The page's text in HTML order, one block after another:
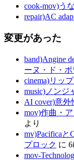
cook-mov)う
repair)AC
変更があった
band)Angine
ーヌ・ド・
cinema)リッ
music)ノンジ
AI cover)意外
mov)作曲・
より
mv)Pacifica
プロック に
mov-